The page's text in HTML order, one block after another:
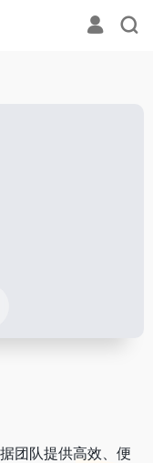
团队提供高效、便